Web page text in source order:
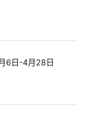
6日-4月28日